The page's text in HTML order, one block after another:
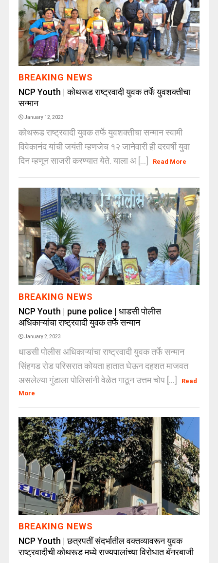
BREAKING NEWS
NCP Youth | कोथरूड राष्ट्रवादी युवक तर्फे युवशक्तीचा
सन्मान
January 12, 2023
कोथरूड राष्ट्रवादी युवक तर्फे युवशक्तीचा सन्मान स्वामी
विवेकानंद यांची जयंती म्हणजेच १२ जानेवारी ही दरवर्षी युवा
दिन म्हणून साजरी करण्यात येते. याला अ [...]
Read More
BREAKING NEWS
NCP Youth | pune police | धाडसी पोलीस
अधिकाऱ्यांचा राष्ट्रवादी युवक तर्फे सन्मान
January 2, 2023
धाडसी पोलीस अधिकाऱ्यांचा राष्ट्रवादी युवक तर्फे सन्मान
सिंहगड रोड परिसरात कोयता हातात घेऊन दहशत माजवत
असलेल्या गुंडाला पोलिसांनी वेळेत गाठून उत्तम चोप [...]
Read
More
BREAKING NEWS
NCP Youth | छत्रपतीं संदर्भातील वक्तव्यावरून युवक
राष्ट्रवादीची कोथरूड मध्ये राज्यपालांच्या विरोधात बॅनरबाजी